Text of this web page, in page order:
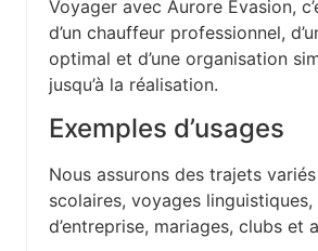
Voyager avec Aurore Evasion,
d’un chauffeur professionnel,
optimal et d’une organisation
jusqu’à la réalisation.
Exemples d’usages
Nous assurons des trajets
scolaires, voyages linguistiques,
d’entreprise, mariages, clubs et